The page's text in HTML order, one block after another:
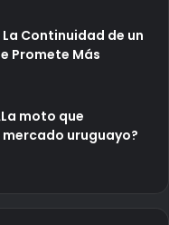
Continuidad de un
Promete Más
moto que
uruguayo?